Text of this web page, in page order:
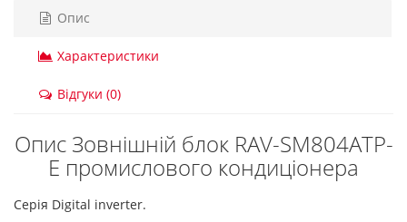
Опис
Характеристики
Відгуки (0)
Опис Зовнішній блок RAV-SM804ATP-
E промислового кондиціонера
Серія Digital inverter.